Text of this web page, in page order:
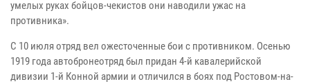
умелых руках бойцов-чекистов они наводили ужас на
противника».
С 10 июля отряд вел ожесточенные бои с противником. Осенью
1919 года автобронеотряд был придан 4-й кавалерийской
дивизии 1-й Конной армии и отличился в боях под Ростовом-на-